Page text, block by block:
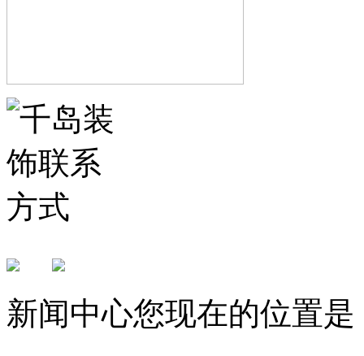
新闻中心您现在的位置是